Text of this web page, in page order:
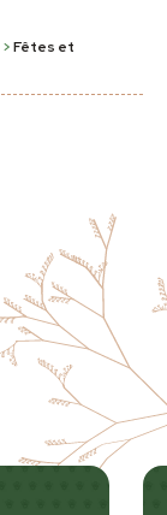
>Fêtes et